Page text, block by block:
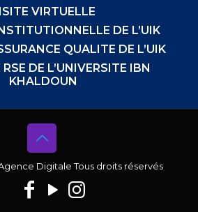
VIRTUELLE
DE L’UIK
QUALITE DE L’UIK
DE L’UNIVERSITE IBN
KHALDOUN
Digitale Tous droits réservés